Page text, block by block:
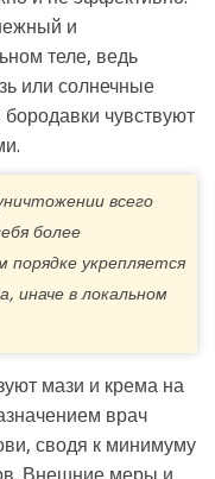
и
теле, ведь
или солнечные
чувствуют
всего
более
укрепляется
иначе в локальном
мази и крема на
врач
сводя к минимуму